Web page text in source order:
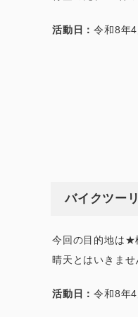
活動日：令和8年
バイクツー
今回の目的地は
晴天とはいきま
活動日：令和8年